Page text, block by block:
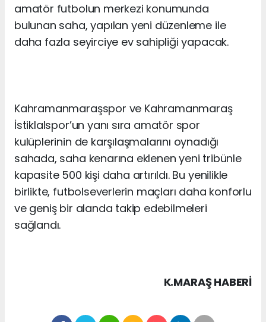
amatör futbolun merkezi konumunda
bulunan saha, yapılan yeni düzenleme ile
daha fazla seyirciye ev sahipliği yapacak.
Kahramanmaraşspor ve Kahramanmaraş
İstiklalspor’un yanı sıra amatör spor
kulüplerinin de karşılaşmalarını oynadığı
sahada, saha kenarına eklenen yeni tribünle
kapasite 500 kişi daha artırıldı. Bu yenilikle
birlikte, futbolseverlerin maçları daha konforlu
ve geniş bir alanda takip edebilmeleri
sağlandı.
K.MARAŞ HABERİ